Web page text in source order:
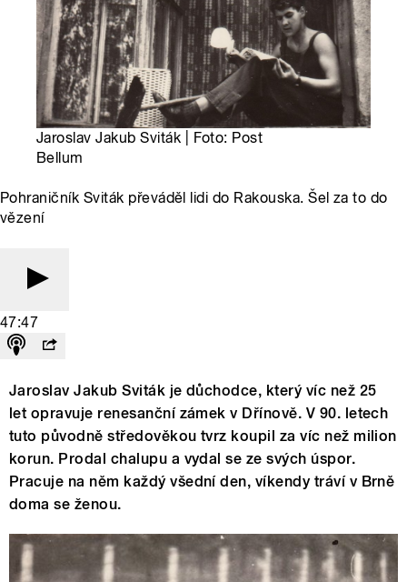
Jaroslav Jakub Sviták | Foto: Post
Bellum
Pohraničník Sviták převáděl lidi do Rakouska. Šel za to do
vězení
47:47
Jaroslav Jakub Sviták je důchodce, který víc než 25
let opravuje renesanční zámek v Dřínově. V 90. letech
tuto původně středověkou tvrz koupil za víc než milion
korun. Prodal chalupu a vydal se ze svých úspor.
Pracuje na něm každý všední den, víkendy tráví v Brně
doma se ženou.